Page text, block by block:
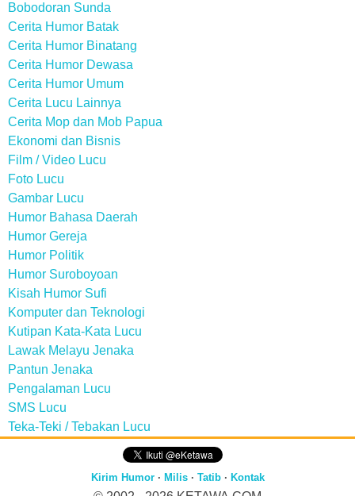
Bobodoran Sunda
Cerita Humor Batak
Cerita Humor Binatang
Cerita Humor Dewasa
Cerita Humor Umum
Cerita Lucu Lainnya
Cerita Mop dan Mob Papua
Ekonomi dan Bisnis
Film / Video Lucu
Foto Lucu
Gambar Lucu
Humor Bahasa Daerah
Humor Gereja
Humor Politik
Humor Suroboyoan
Kisah Humor Sufi
Komputer dan Teknologi
Kutipan Kata-Kata Lucu
Lawak Melayu Jenaka
Pantun Jenaka
Pengalaman Lucu
SMS Lucu
Teka-Teki / Tebakan Lucu
Kirim Humor· Milis· Tatib· Kontak